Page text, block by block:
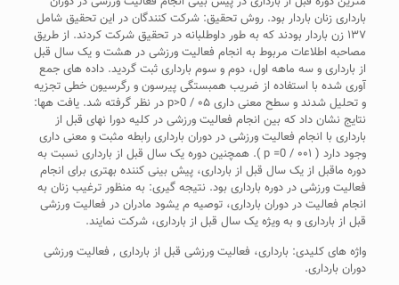
بارداری زنان باردار بود. روش تحقیق: شرکت کنندگان در این تحقیق شامل
۱۳۷ زن باردار بودند که به طور داوطلبانه در تحقیق شرکت کردند. از طریق
مصاحبه اطلاعات مربوط به انجام فعالیت ورزشی در هشت و یک سال قبل
از بارداری و سه ماهه اول، دوم و سوم بارداری ثبت گردید. داده های جمع
آوری شده با استفاده از ضریب همبستگی پیرسون و رگرسیون خطی تجزیه
و تحلیل شدند و سطح معنی داری ۰۵ / p>0 در نظر گرفته شد. یافت هها:
نتایج نشان داد که بین انجام فعالیت ورزشی در کلیه دورا نهای قبل از
بارداری با انجام فعالیت ورزشی در دوران بارداری رابطه مثبت و معنی داری
وجود دارد ( ۰۰۱ / p =0 ). همچنین دوره یک سال قبل از بارداری نسبت به
دوره ماقبل از یک سال قبل از بارداری، پیش بینی کننده بهتری برای انجام
فعالیت ورزشی در دوره بارداری بود. نتیجه گیری: به منظور ترغیب زنان به
انجام فعالیت در دوران بارداری، توصیه م یشود مادران در فعالیت ورزشی
قبل از بارداری و به ویژه یک سال قبل از بارداری، شرکت نمایند.
واژه های کلیدی: بارداری، فعالیت ورزشی قبل از بارداری , فعالیت ورزشی
دوران بارداری.